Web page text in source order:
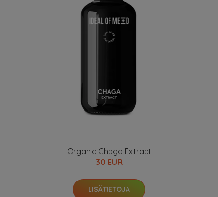
Organic Chaga Extract
30 EUR
LISÄTIETOJA